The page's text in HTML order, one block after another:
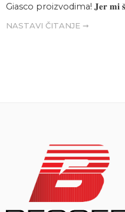
Giasco proizvodima! 𝐉𝐞𝐫 𝐦𝐢
NASTAVI ČITANJE ➞